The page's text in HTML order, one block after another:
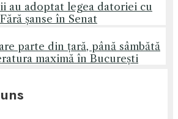
au adoptat legea datoriei cu
șanse în Senat
parte din țară, până sâmbătă
maximă în București